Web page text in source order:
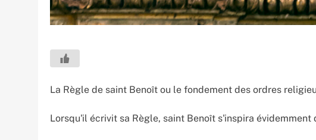
La Règle de saint Benoît ou le fondement des ordres
Lorsqu'il écrivit sa Règle, saint Benoît s'inspira